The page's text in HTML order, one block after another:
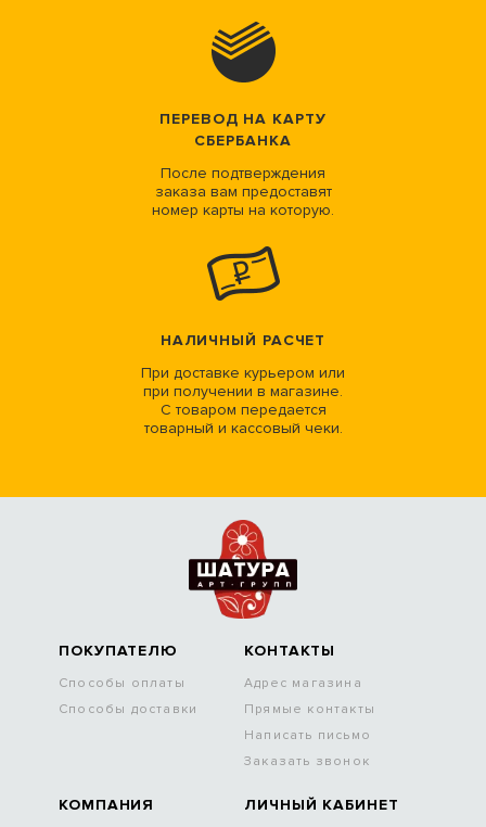
ПЕРЕВОД НА КАРТУ
СБЕРБАНКА
После подтверждения
заказа вам предоставят
номер карты на которую.
НАЛИЧНЫЙ РАСЧЕТ
При доставке курьером или
при получении в магазине.
С товаром передается
товарный и кассовый чеки.
ПОКУПАТЕЛЮ
Способы оплаты
Способы доставки
КОНТАКТЫ
Адрес магазина
Прямые контакты
Написать письмо
Заказать звонок
КОМПАНИЯ ЛИЧНЫЙ КАБИНЕТ